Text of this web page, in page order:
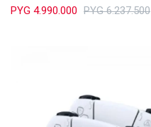
PYG 4.990.000 PYG 6.237.500